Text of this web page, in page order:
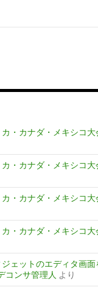
・カナダ・メキシコ大
・カナダ・メキシコ大
・カナダ・メキシコ大
・カナダ・メキシコ大
ェットのエディタ画
コンサ管理人 より